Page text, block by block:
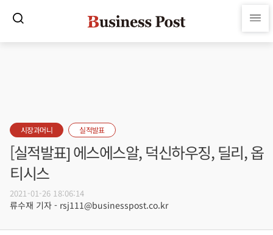
시장과머니 실적발표
[실적발표] 에스에스알, 덕신하우징, 딜리, 옵
티시스
2021-01-26 18:06:14
류수재 기자 - rsj111@businesspost.co.kr